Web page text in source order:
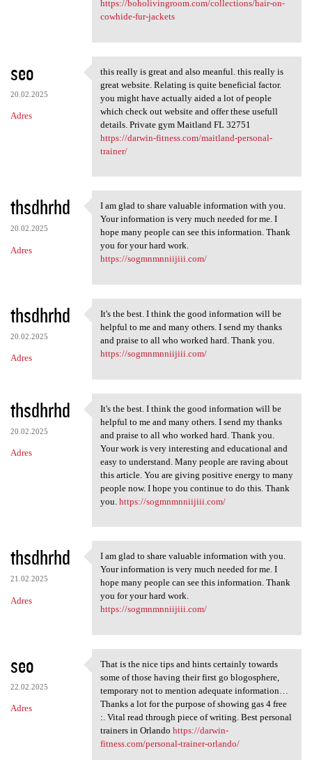
https://boholivingroom.com/collections/hair-on-
cowhide-fur-jackets
seo
20.02.2025
Adres
this really is great and also
this really is great and also meanful. this really is
great website. Relating is quite beneficial factor.
you might have actually aided a lot of people
which check out website and offer these usefull
details. Private gym Maitland FL 32751
https://darwin-fitness.com/maitland-personal-
trainer/
thsdhrhd
20.02.2025
Adres
I am glad to share valuable
I am glad to share valuable information with you.
Your information is very much needed for me. I
hope many people can see this information. Thank
you for your hard work.
https://sogmnmnniijiii.com/
thsdhrhd
20.02.2025
Adres
It's the best. I think the
It's the best. I think the good information will be
helpful to me and many others. I send my thanks
and praise to all who worked hard. Thank you.
https://sogmnmnniijiii.com/
thsdhrhd
20.02.2025
Adres
It's the best. I think the
It's the best. I think the good information will be
helpful to me and many others. I send my thanks
and praise to all who worked hard. Thank you.
Your work is very interesting and educational and
easy to understand. Many people are raving about
this article. You are giving positive energy to many
people now. I hope you continue to do this. Thank
you. https://sogmnmnniijiii.com/
thsdhrhd
21.02.2025
Adres
I am glad to share valuable
I am glad to share valuable information with you.
Your information is very much needed for me. I
hope many people can see this information. Thank
you for your hard work.
https://sogmnmnniijiii.com/
seo
22.02.2025
Adres
That is the nice tips and
That is the nice tips and hints certainly towards
some of those having their first go blogosphere,
temporary not to mention adequate information…
Thanks a lot for the purpose of showing gas 4 free
:. Vital read through piece of writing. Best personal
trainers in Orlando https://darwin-
fitness.com/personal-trainer-orlando/